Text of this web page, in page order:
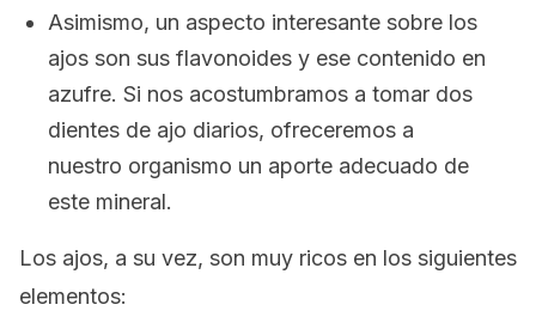
Asimismo, un aspecto interesante sobre los
ajos son sus flavonoides y ese contenido en
azufre. Si nos acostumbramos a tomar dos
dientes de ajo diarios, ofreceremos a
nuestro organismo un aporte adecuado de
este mineral.
Los ajos, a su vez, son muy ricos en los siguientes
elementos: